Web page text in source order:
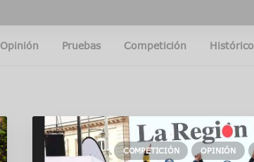
Opinión Pruebas Competición Histórico
COMPETICIÓN OPINIÓN